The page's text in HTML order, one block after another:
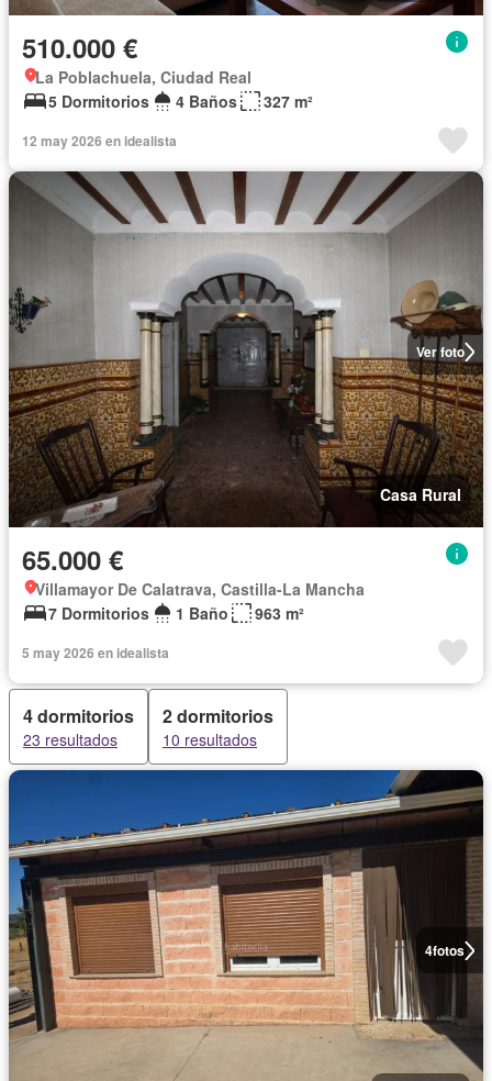
510.000 €
La Poblachuela, Ciudad Real
5 Dormitorios
4 Baños 327 m²
12 may 2026 en idealista
Ver foto
Casa Rural
65.000 €
Villamayor De Calatrava, Castilla-La Mancha
7 Dormitorios
1 Baño 963 m²
5 may 2026 en idealista
4 dormitorios
23 resultados
2 dormitorios
10 resultados
4fotos